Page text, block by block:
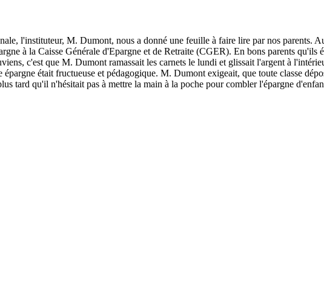
l'instituteur, M. Dumont, nous a donné une feuille à faire lire par nos parents.
à la Caisse Générale d'Epargne et de Retraite (CGER). En bons parents qu'ils
c'est que M. Dumont ramassait les carnets le lundi et glissait l'argent à
était fructueuse et pédagogique. M. Dumont exigeait, que toute classe
tard qu'il n'hésitait pas à mettre la main à la poche pour combler l'épargne